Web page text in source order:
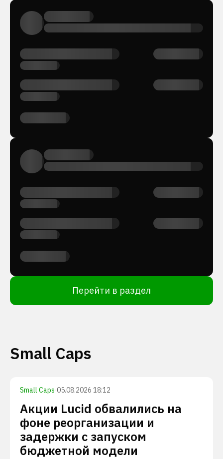
Перейти в раздел
Small Caps
Small Caps·05.08.2026 18:12
Акции Lucid обвалились на
фоне реорганизации и
задержки с запуском
бюджетной модели